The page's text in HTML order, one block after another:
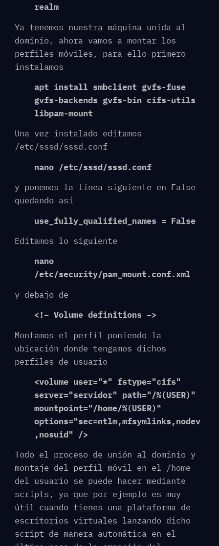
realm
Ya tenemos nuestra máquina unida al
dominio, ahora vamos a montar los
perfiles móviles, para ello primero
instalamos
apt install smbclient gvfs-fuse
gvfs-backends gvfs-bin cifs-utils
libpam-mount
Una vez instalado editamos
/etc/sssd/sssd.conf
nano /etc/sssd/sssd.conf
y ponemos la linea siguiente en False
quedando así
use_fully_qualified_names = False
Editamos lo siguiente
nano
/etc/security/pam_mount.conf.xml
y debajo de
<!– Volume definitions –>
Montamos el perfil poniendo la
ubicación donde tengamos dichos
perfiles de usuario
<volume user="*" fstype="cifs"
server="servidor" path="/%(USER)"
mountpoint="/home/%(USER)"
options="sec=ntlm,mfsymlinks,nodev
,nosuid" />
Todo el proceso de unión al dominio y
montaje del perfil móvil en el /home
del usuario se puede hacer mediante
scripts, ya que por ejemplo es muy
útil cuando tienes una plataforma de
escritorios virtuales lanzando dicho
script de manera automática en el